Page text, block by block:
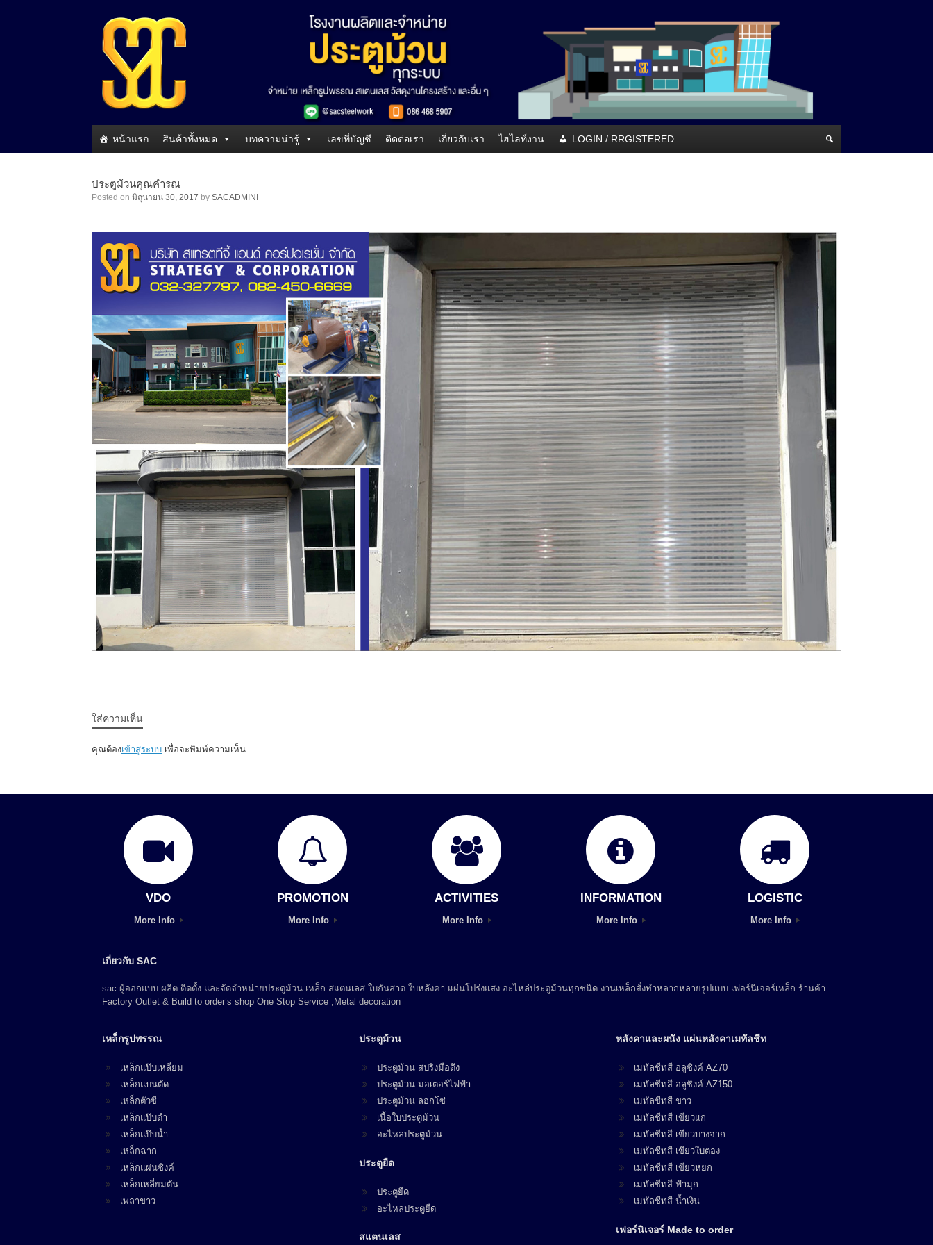
หน้าแรก สินค้าทั้งหมด บทความน่ารู้ เลขที่บัญชี ติดต่อเรา เกี่ยวกับเรา ไฮไลท์งาน LOGIN / RRGISTERED
ประตูม้วนคุณคำรณ
Posted on มิถุนายน 30, 2017 by SACADMINI
ใส่ความเห็น
คุณต้องเข้าสู่ระบบ เพื่อจะพิมพ์ความเห็น
VDO
More Info
PROMOTION
More Info
ACTIVITIES
More Info
INFORMATION
More Info
LOGISTIC
More Info
เกี่ยวกับ SAC
sac ผู้ออกแบบ ผลิต ติดตั้ง และจัดจำหน่ายประตูม้วน เหล็ก สแตนเลส ใบกันสาด ใบหลังคา แผ่นโปร่งแสง อะไหล่ประตูม้วนทุกชนิด งานเหล็กสั่งทำหลากหลายรูปแบบ เฟอร์นิเจอร์เหล็ก ร้านค้า
Factory Outlet & Build to order’s shop One Stop Service ,Metal decoration
เหล็กรูปพรรณ
เหล็กแป๊บเหลี่ยม
เหล็กแบนตัด
เหล็กตัวซี
เหล็กแป๊บดำ
เหล็กแป๊บน้ำ
เหล็กฉาก
เหล็กแผ่นซิงค์
เหล็กเหลี่ยมตัน
เพลาขาว
ประตูม้วน
ประตูม้วน สปริงมือดึง
ประตูม้วน มอเตอร์ไฟฟ้า
ประตูม้วน ลอกโซ่
เนื้อใบประตูม้วน
อะไหล่ประตูม้วน
ประตูยืด
ประตูยืด
อะไหล่ประตูยืด
สแตนเลส
หลังคาและผนัง แผ่นหลังคาเมทัลชีท
เมทัลชีทสี อลูซิงค์ AZ70
เมทัลชีทสี อลูซิงค์ AZ150
เมทัลชีทสี ขาว
เมทัลชีทสี เขียวแก่
เมทัลชีทสี เขียวบางจาก
เมทัลชีทสี เขียวใบตอง
เมทัลชีทสี เขียวหยก
เมทัลชีทสี ฟ้ามุก
เมทัลชีทสี น้ำเงิน
เฟอร์นิเจอร์ Made to order